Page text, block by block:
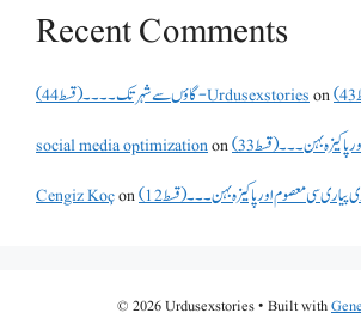
Recent Comments
گاؤں سے شہر تک۔۔۔۔(قسط 44) - Urdusexstorieson
social media optimizationon
پاکیزہ بہن۔۔۔(قسط33)
Cengiz Koçon پیاری سی معصوم اور پاکیزہ بہن۔۔۔(قسط12)
© 2026 Urdusexstories• Built with